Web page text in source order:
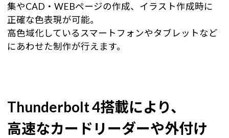
集やCAD・WEBページの作成、イラスト作成時に
正確な色表現が可能。
高色域化しているスマートフォンやタブレットなど
にあわせた制作が行えます。
Thunderbolt 4搭載により、
高速なカードリーダーや外付け